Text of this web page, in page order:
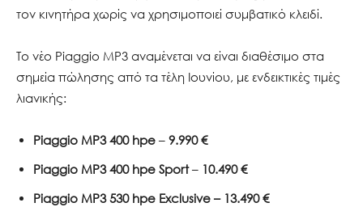
τον κινητήρα χωρίς να χρησιμοποιεί συμβατικό κλειδί.
Το νέο Piaggio MP3 αναμένεται να είναι διαθέσιμο στα
σημεία πώλησης από τα τέλη Ιουνίου, με ενδεικτικές τιμές
λιανικής:
Piaggio MP3 400 hpe – 9.990€
Piaggio MP3 400 hpe Sport– 10.490 €
Piaggio MP3 530 hpe Exclusive – 13.490 €